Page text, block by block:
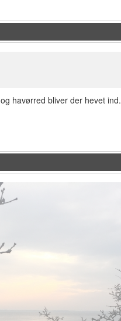
havørred bliver der hevet ind.